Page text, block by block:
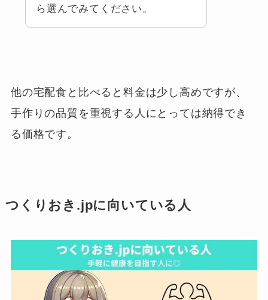
ら選んでみてください。
他の宅配食と比べると料金は少し高めですが、
手作りの品質を重視する人にとっては納得でき
る価格です。
つくりおき.jpに向いている人